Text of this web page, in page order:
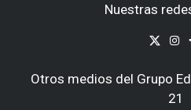
Nuestras
Otros medios del Grupo
21